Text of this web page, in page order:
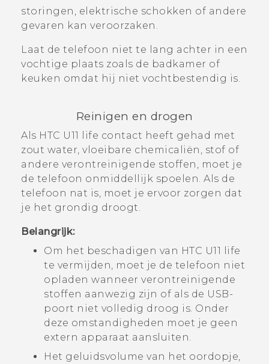
storingen, elektrische schokken of andere
gevaren kan veroorzaken.
Laat de telefoon niet te lang achter in een
vochtige plaats zoals de badkamer of
keuken omdat hij niet vochtbestendig is.
Reinigen en drogen
Als HTC U11 life contact heeft gehad met
zout water, vloeibare chemicaliën, stof of
andere verontreinigende stoffen, moet je
de telefoon onmiddellijk spoelen. Als de
telefoon nat is, moet je ervoor zorgen dat
je het grondig droogt.
Belangrijk:
Om het beschadigen van HTC U11 life
te vermijden, moet je de telefoon niet
opladen wanneer verontreinigende
stoffen aanwezig zijn of als de USB-
poort niet volledig droog is. Onder
deze omstandigheden moet je geen
extern apparaat aansluiten.
Het geluidsvolume van het oordopje,